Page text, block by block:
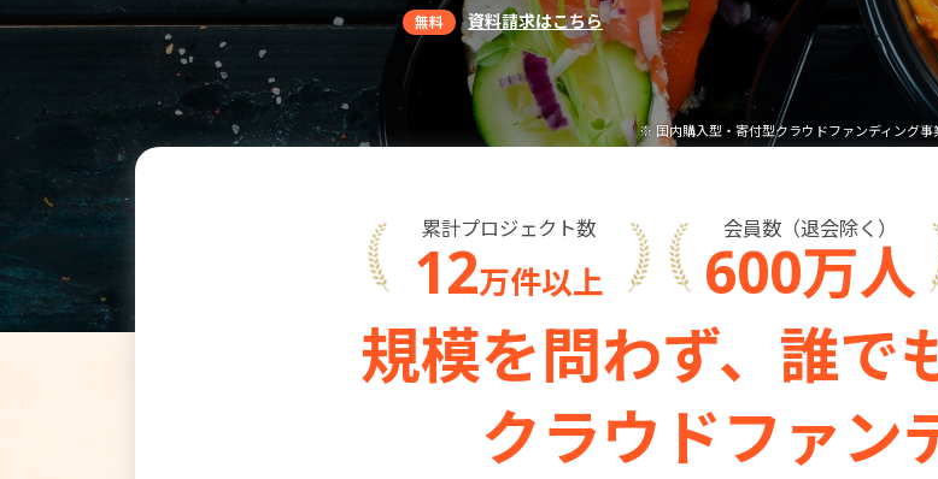
無料 資料請求はこちら
※ 国内購入型・寄付型クラウドファンディング事
累計プロジェクト数
12万件以上
会員数（退会除く）
600万人
規模を問わず、 誰で
クラウドファン